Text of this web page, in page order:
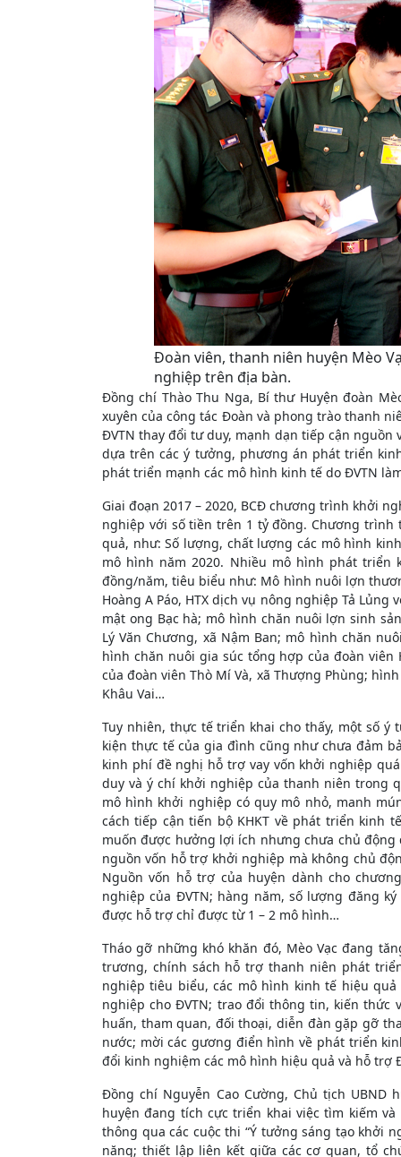
Đoàn viên, thanh niên huyện Mèo
nghiệp trên địa bàn.
Đồng chí Thào Thu Nga, Bí thư Huyện đoàn
xuyên của công tác Đoàn và phong trào thanh
ĐVTN thay đổi tư duy, mạnh dạn tiếp cận
dựa trên các ý tưởng, phương án phát triển
phát triển mạnh các mô hình kinh tế do ĐVTN
Giai đoạn 2017 – 2020, BCĐ chương trình khởi
nghiệp với số tiền trên 1 tỷ đồng. Chương
quả, như: Số lượng, chất lượng các mô hình
mô hình năm 2020. Nhiều mô hình phát triển
đồng/năm, tiêu biểu như: Mô hình nuôi lợn
Hoàng A Páo, HTX dịch vụ nông nghiệp Tả
mật ong Bạc hà; mô hình chăn nuôi lợn sinh
Lý Văn Chương, xã Nậm Ban; mô hình chăn
hình chăn nuôi gia súc tổng hợp của đoàn
của đoàn viên Thò Mí Và, xã Thượng Phùng;
Khâu Vai…
Tuy nhiên, thực tế triển khai cho thấy, một số
kiện thực tế của gia đình cũng như chưa đảm
kinh phí đề nghị hỗ trợ vay vốn khởi nghiệp
duy và ý chí khởi nghiệp của thanh niên trong
mô hình khởi nghiệp có quy mô nhỏ, manh
cách tiếp cận tiến bộ KHKT về phát triển kinh
muốn được hưởng lợi ích nhưng chưa chủ
nguồn vốn hỗ trợ khởi nghiệp mà không chủ
Nguồn vốn hỗ trợ của huyện dành cho
nghiệp của ĐVTN; hàng năm, số lượng đăng
được hỗ trợ chỉ được từ 1 – 2 mô hình…
Tháo gỡ những khó khăn đó, Mèo Vạc đang
trương, chính sách hỗ trợ thanh niên phát
nghiệp tiêu biểu, các mô hình kinh tế hiệu
nghiệp cho ĐVTN; trao đổi thông tin, kiến thức
huấn, tham quan, đối thoại, diễn đàn gặp gỡ
nước; mời các gương điển hình về phát triển
đổi kinh nghiệm các mô hình hiệu quả và hỗ trợ
Đồng chí Nguyễn Cao Cường, Chủ tịch UBND
huyện đang tích cực triển khai việc tìm kiếm
thông qua các cuộc thi “Ý tưởng sáng tạo khởi
năng; thiết lập liên kết giữa các cơ quan, tổ